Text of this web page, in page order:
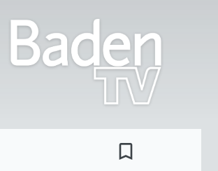
bookmark_border